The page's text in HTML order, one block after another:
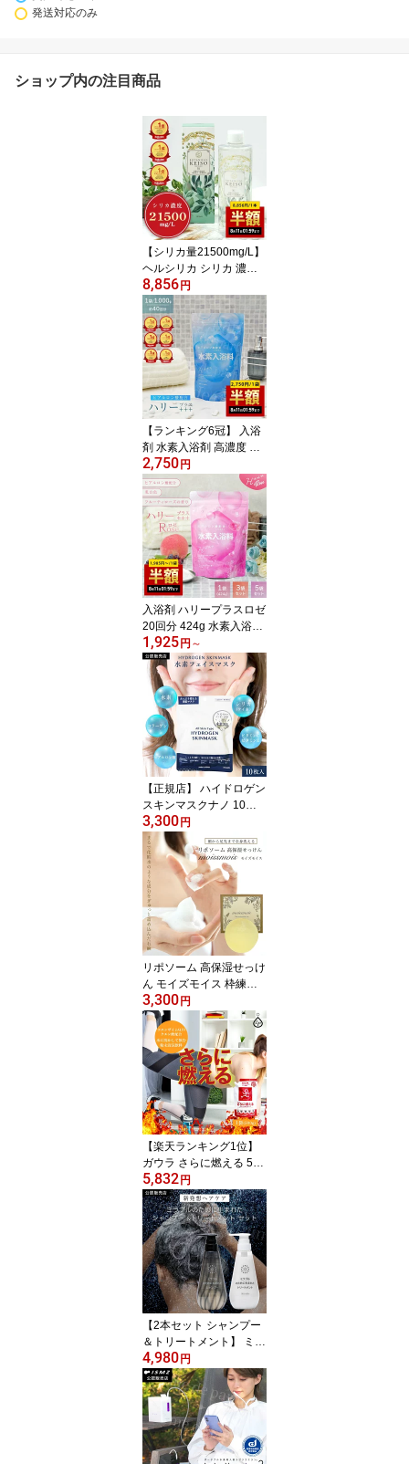
発送対応のみ
ショップ内の注目商品
【シリカ量21500mg/L】
ヘルシリカ シリカ 濃縮
液 ボタニカルケイ素 500
ml ケイ素 ケイソ サプリ
シリカ水 ボタニカル 珪
素 メンズ レディース ペ
ット 犬 猫 ギフト ラッピ
ング プレゼント 日本製
植物性 ミネラル 液体 ケ
イ素水
8,856円
【ランキング6冠】 入浴
剤 水素入浴剤 高濃度 保
湿 ヒアルロン酸 エプソ
ムソルト ハリープラス 4
0回分 水素水 パウダー 髪
水素トリートメント 重炭
酸 水素 入浴 塩素除去 無
香料 ナノバブル 女性 高
級 ギフト 男性 プレゼン
ト プチギフト クリスマ
ス 水素風呂 温泉
2,750円
入浴剤 ハリープラスロゼ
20回分 424g 水素入浴剤
アロマ 白濁 にごり湯 高
濃度 ヒアルロン酸 水素
水 パウダー 髪 炭酸 炭酸
入浴剤 重炭酸 水素 入浴
塩素除去 保湿 無香料 ナ
ノバブル 国産 女性 高級
男性 女性 プレゼント 睡
眠 ムスク
1,925円 ～
【正規店】 ハイドロゲン
スキンマスクナノ 10枚
入り 水素 フェイスマス
ク フェイスパック パッ
ク シート シートマスク
水素パック 水素マスク
美容液 ビタミンE ビタミ
ンC誘導体 コラーゲン ヒ
アルロン酸 うるおい メ
ンズ レディース ギフト
プレゼント
3,300円
リポソーム 高保湿せっけ
ん モイズモイス 枠練石
鹸 80g 石鹸 石けん 固形
保湿 スキンケア フェイ
スケア ボディケア 洗顔
全身 乾燥肌 敏感肌 うる
おい アルコールフリー
パラベンフリー 鉱物油不
使用 石油系界面活性剤不
使用 メンズ レディース
ギフト プレゼント
3,300円
【楽天ランキング1位】
ガウラ さらに燃える 500
g クエン酸 6820mg コエ
ンザイムQ10 100mg 粉
末飲料 サプリ サプリメ
ント 食用 ダイエット 運
動 筋トレ 健康 マルチビ
タミン 11種 アミノ酸 オ
ルニチン 500mg コラー
ゲン グルコサミン メン
ズ レディース レモン風
味 日本製
5,832円
【2本セット シャンプー
＆トリートメント】 ミラ
ブル 各400ml パラベンフ
リー 保湿成分 ダメージ
補修 ダメージケア うね
り くせ毛 潤い補給 つや
ハリ コシ ボリューム ヘ
アシャンプー ヘアケア
メンズ レディース ギフ
4,980円